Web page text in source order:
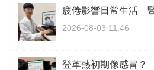
疲倦影響日常生活
2026-08-03 11:46
登革熱初期像感冒